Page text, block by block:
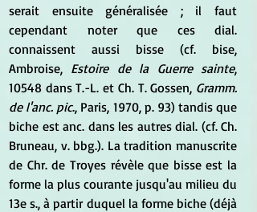
serait ensuite généralisée ; il faut
cependant noter que ces dial.
connaissent aussi bisse (cf. bise,
Ambroise, Estoire de la Guerre sainte,
10548 dans T.-L. et Ch. T. Gossen, Gramm.
de l'anc. pic., Paris, 1970, p. 93) tandis que
biche est anc. dans les autres dial. (cf. Ch.
Bruneau, v. bbg.). La tradition manuscrite
de Chr. de Troyes révèle que bisse est la
forme la plus courante jusqu'au milieu du
13e s., à partir duquel la forme biche (déjà